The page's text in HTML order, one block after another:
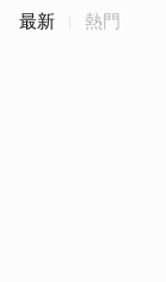
最新 熱門